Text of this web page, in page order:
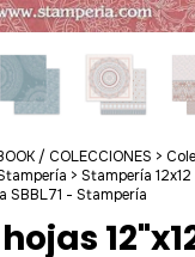
/ COLECCIONES >
> Stampería 12x12
SBBL71 - Stampería